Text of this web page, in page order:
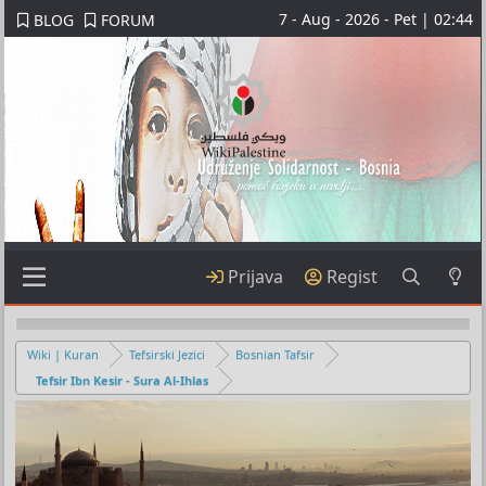
BLOG FORUM 7 - Aug - 2026 - Pet | 02:44
Prijava Regist
Wiki | Kuran Tefsirski Jezici
Bosnian Tafsir
Tefsir Ibn Kesir - Sura Al-Ihlas